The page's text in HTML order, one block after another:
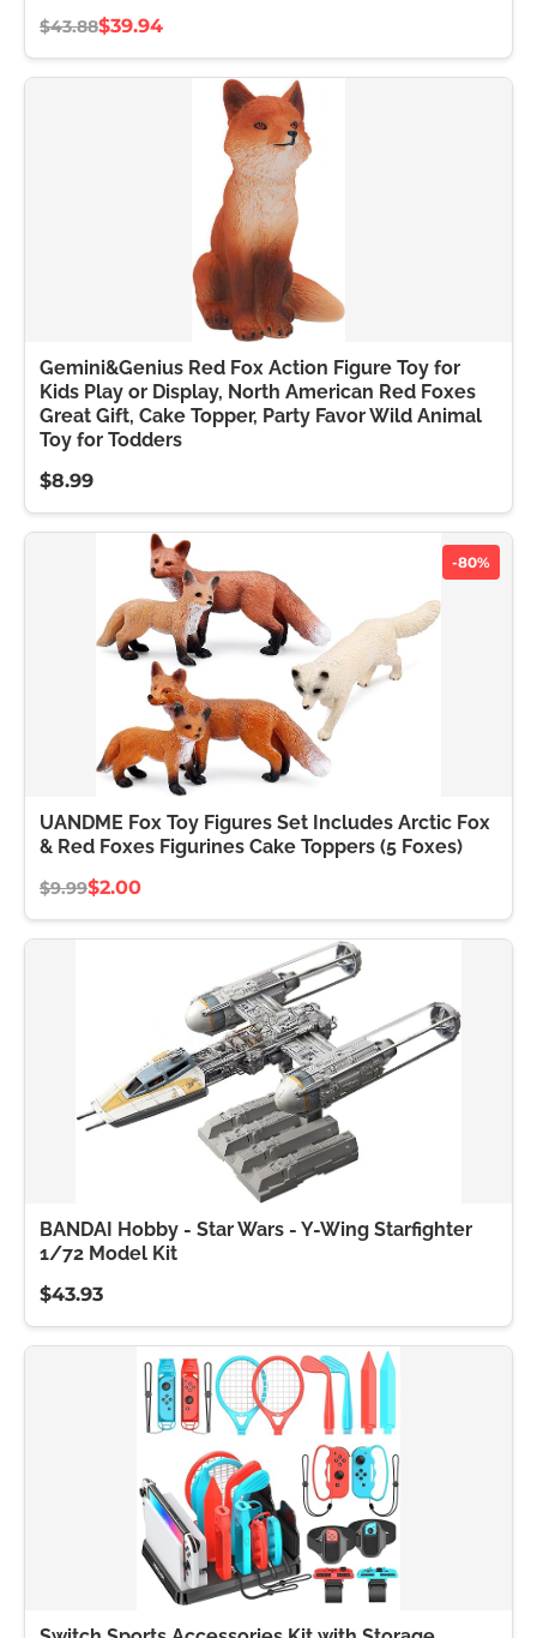
$43.88$39.94
Gemini&Genius Red Fox Action Figure Toy for
Kids Play or Display, North American Red Foxes
Great Gift, Cake Topper, Party Favor Wild Animal
Toy for Todders
$8.99
-80%
UANDME Fox Toy Figures Set Includes Arctic Fox
& Red Foxes Figurines Cake Toppers (5 Foxes)
$9.99$2.00
BANDAI Hobby - Star Wars - Y-Wing Starfighter
1/72 Model Kit
$43.93